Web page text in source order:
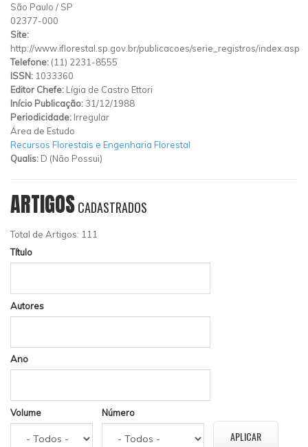
São Paulo / SP
02377-000
Site:
http://www.iflorestal.sp.gov.br/publicacoes/serie_registros/index.asp
Telefone: (11) 2231-8555
ISSN: 1033360
Editor Chefe: Lígia de Castro Ettori
Início Publicação: 31/12/1988
Periodicidade: Irregular
Área de Estudo
Recursos Florestais e Engenharia Florestal
Qualis: D (Não Possui)
ARTIGOSCADASTRADOS
Total de Artigos: 111
Título
Autores
Ano
Volume Número